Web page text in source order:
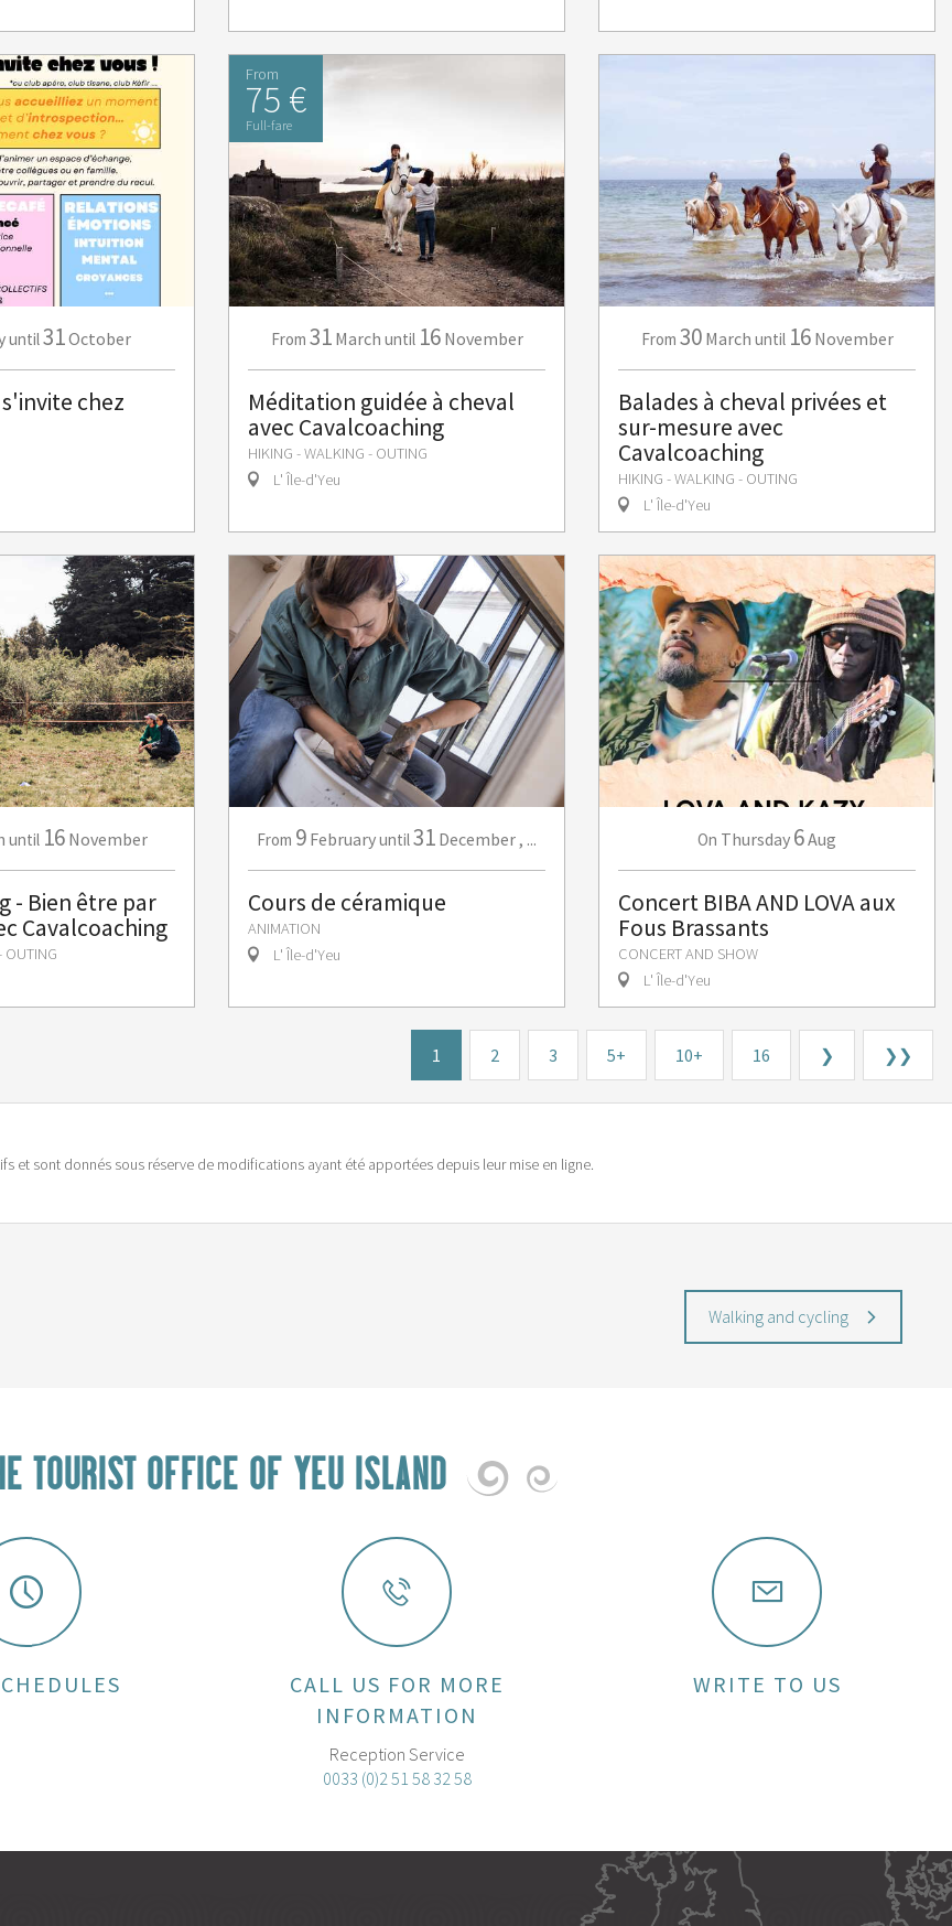
until31October
chez
From
75 €
Full-fare
From 31 March until 16 November
Méditation guidée à cheval
avec Cavalcoaching
HIKING - WALKING - OUTING
L' Île-d'Yeu
From 30 March until 16 November
Balades à cheval privées et
sur-mesure avec
Cavalcoaching
HIKING - WALKING - OUTING
L' Île-d'Yeu
until 16 November
- Bien être par
Cavalcoaching
OUTING
From 9 Februaryuntil31 December, ...
Cours de céramique
ANIMATION
L' Île-d'Yeu
On Thursday 6Aug
Concert BIBA AND LOVA aux
Fous Brassants
CONCERT AND SHOW
L' Île-d'Yeu
1 2 3 5+ 10+ 16 ❯ ❯❯
et sont donnés sous réserve de modifications ayant été apportées depuis leur mise en ligne.
Walking and cycling
TOURIST OFFICE OF YEU ISLAND
CALL US FOR MORE
INFORMATION
Reception Service
0033 (0)2 51 58 32 58
WRITE TO US